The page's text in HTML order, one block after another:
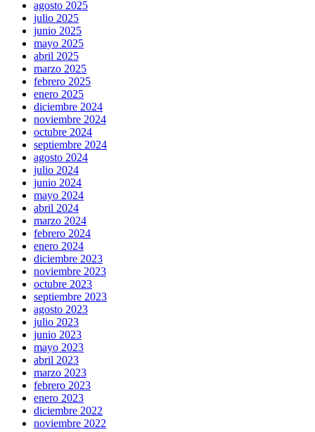
agosto 2025
julio 2025
junio 2025
mayo 2025
abril 2025
marzo 2025
febrero 2025
enero 2025
diciembre 2024
noviembre 2024
octubre 2024
septiembre 2024
agosto 2024
julio 2024
junio 2024
mayo 2024
abril 2024
marzo 2024
febrero 2024
enero 2024
diciembre 2023
noviembre 2023
octubre 2023
septiembre 2023
agosto 2023
julio 2023
junio 2023
mayo 2023
abril 2023
marzo 2023
febrero 2023
enero 2023
diciembre 2022
noviembre 2022